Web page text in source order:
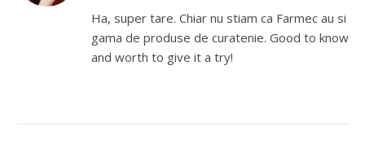
Ha, super tare. Chiar nu stiam ca Farmec au si
gama de produse de curatenie. Good to know
and worth to give it a try!